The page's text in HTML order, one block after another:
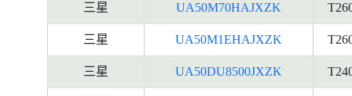
三星 UA50M70HAJXZK
三星 UA50M1EHAJXZK
三星 UA50DU8500JXZK